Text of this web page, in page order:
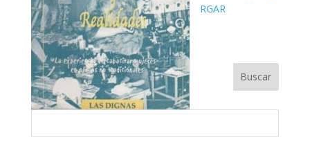
RGAR